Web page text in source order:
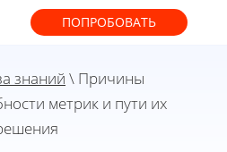
ПОПРОБОВАТЬ
знаний \ Причины
метрик и пути их